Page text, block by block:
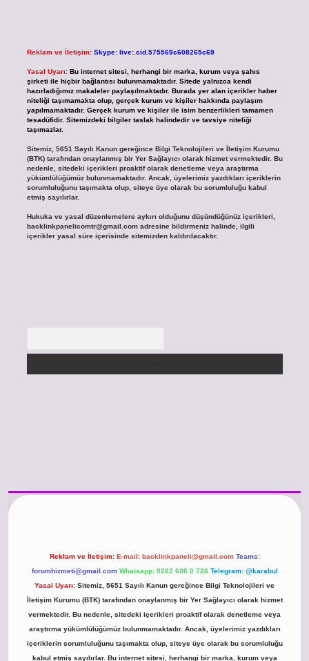
Reklam ve İletişim: Skype: live:.cid.575569c608265c69
Yasal Uyarı: Bu internet sitesi, herhangi bir marka, kurum veya şahıs
şirketi ile hiçbir bağlantısı bulunmamaktadır. Sitede yalnızca kendi
hazırladığımız makaleler paylaşılmaktadır. Burada yer alan içerikler haber
niteliği taşımamakta olup, gerçek kurum ve kişiler hakkında paylaşım
yapılmamaktadır. Gerçek kurum ve kişiler ile isim benzerlikleri tamamen
tesadüfidir. Sitemizdeki bilgiler taslak halindedir ve tavsiye niteliği
taşımazlar.
Sitemiz, 5651 Sayılı Kanun gereğince Bilgi Teknolojileri ve İletişim Kurumu
(BTK) tarafından onaylanmış bir Yer Sağlayıcı olarak hizmet vermektedir. Bu
nedenle, sitedeki içerikleri proaktif olarak denetleme veya araştırma
yükümlülüğümüz bulunmamaktadır. Ancak, üyelerimiz yazdıkları içeriklerin
sorumluluğunu taşımakta olup, siteye üye olarak bu sorumluluğu kabul
etmiş sayılırlar.
Hukuka ve yasal düzenlemelere aykırı olduğunu düşündüğünüz içerikleri,
backlinkpanelicomtr@gmail.comadresine bildirmeniz halinde, ilgili
içerikler yasal süre içerisinde sitemizden kaldırılacaktır.
Reklam ve İletişim: E-mail: backlinkpaneli@gmail.com Teams:
forumhizmeti@gmail.com Whatsapp: 0262 606 0 726 Telegram: @karabul
Yasal Uyarı: Sitemiz, 5651 Sayılı Kanun gereğince Bilgi Teknolojileri ve
İletişim Kurumu (BTK) tarafından onaylanmış bir Yer Sağlayıcı olarak hizmet
vermektedir. Bu nedenle, sitedeki içerikleri proaktif olarak denetleme veya
araştırma yükümlülüğümüz bulunmamaktadır. Ancak, üyelerimiz yazdıkları
içeriklerin sorumluluğunu taşımakta olup, siteye üye olarak bu sorumluluğu
kabul etmiş sayılırlar. Bu internet sitesi, herhangi bir marka, kurum veya